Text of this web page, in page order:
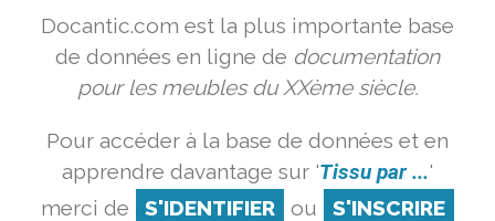
Docantic.com est la plus importante base
de données en ligne de documentation
pour les meubles du XXème siècle.
Pour accéder à la base de données et en
apprendre davantage sur 'Tissu par ...'
merci de
S'IDENTIFIER ou S'INSCRIRE